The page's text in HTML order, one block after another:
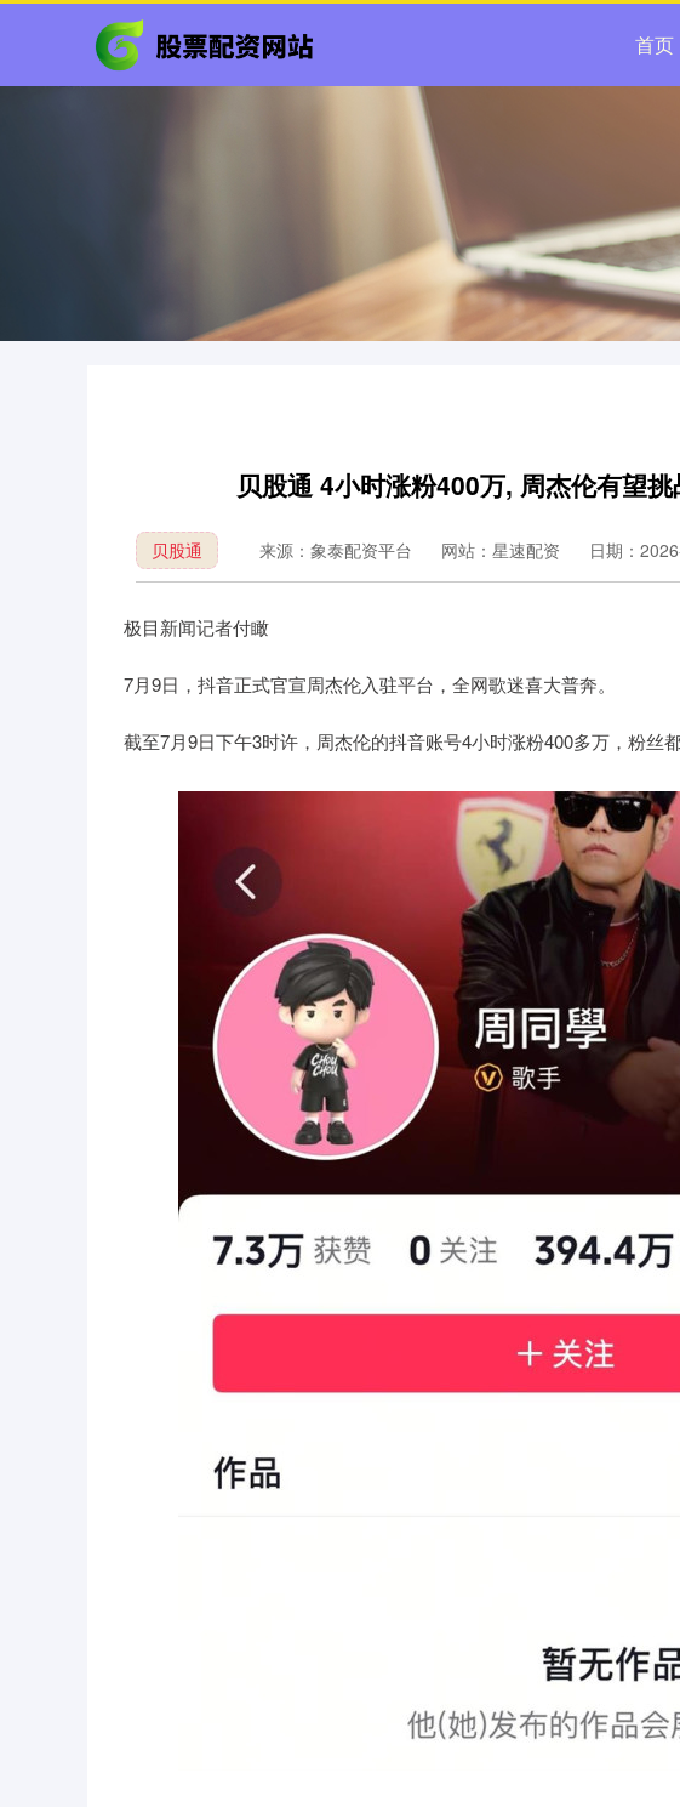
首页
贝股通 4小时涨粉400万, 周杰伦有望
贝股通 来源：象泰配资平台 网站：星速配资 日期：
极目新闻记者付瞰
7月9日，抖音正式官宣周杰伦入驻平台，全网歌迷喜大普奔。
截至7月9日下午3时许，周杰伦的抖音账号4小时涨粉400多万，粉丝